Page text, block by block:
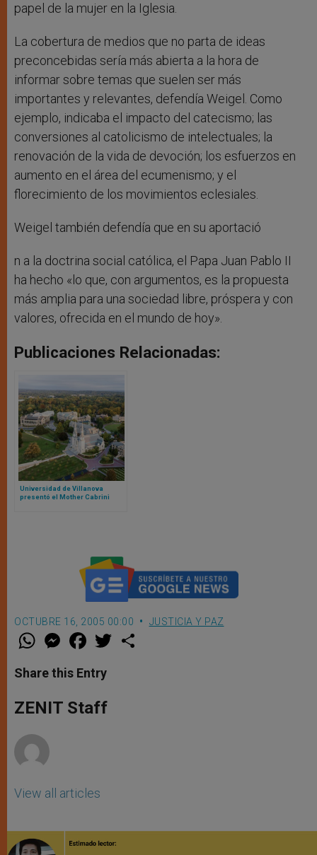
papel de la mujer en la Iglesia.
La cobertura de medios que no parta de ideas
preconcebidas sería más abierta a la hora de
informar sobre temas que suelen ser más
importantes y relevantes, defendía Weigel. Como
ejemplo, indicaba el impacto del catecismo; las
conversiones al catolicismo de intelectuales; la
renovación de la vida de devoción; los esfuerzos en
aumento en el área del ecumenismo; y el
florecimiento de los movimientos eclesiales.
Weigel también defendía que en su aportació
n a la doctrina social católica, el Papa Juan Pablo II
ha hecho «lo que, con argumentos, es la propuesta
más amplia para una sociedad libre, próspera y con
valores, ofrecida en el mundo de hoy».
Publicaciones Relacionadas:
Universidad de Villanova
presentó el Mother Cabrini
OCTUBRE 16, 2005 00:00 JUSTICIA Y PAZ
W
t
s
p
p
M
e
s
e
g
e
F
a
e
b
o
k
w
Share this Entry
ZENIT Staff
View all articles